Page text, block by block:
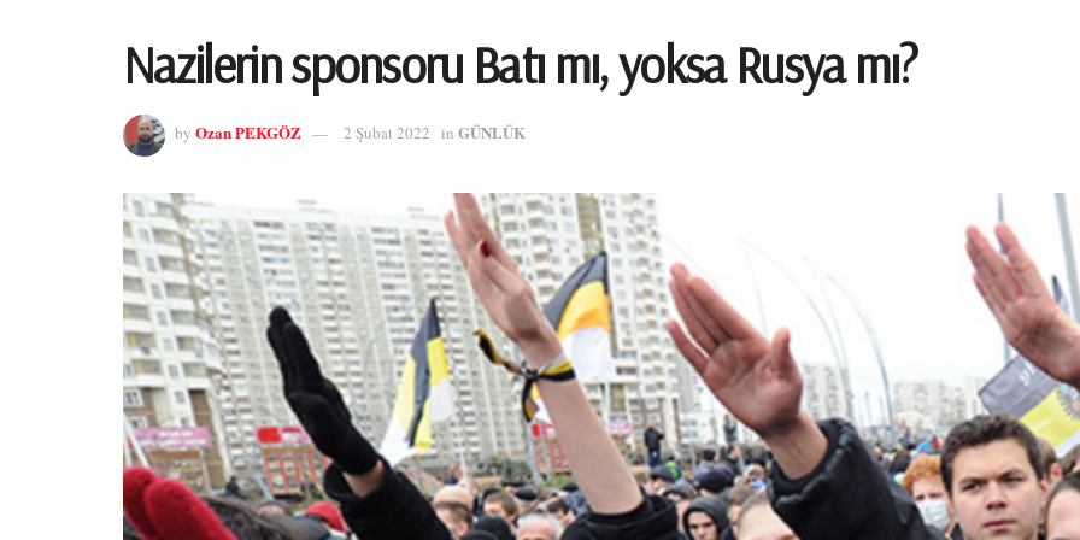
Nazilerin sponsoru Batı mı, yoksa Rusya mı?
by Ozan PEKGÖZ 2 Şubat 2022 in GÜNLÜK